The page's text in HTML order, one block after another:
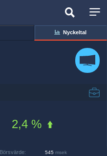
Nyckeltal
2,4 %
Börsvärde: 545 msek